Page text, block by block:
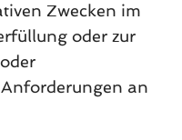
Zwecken im
oder zur
an